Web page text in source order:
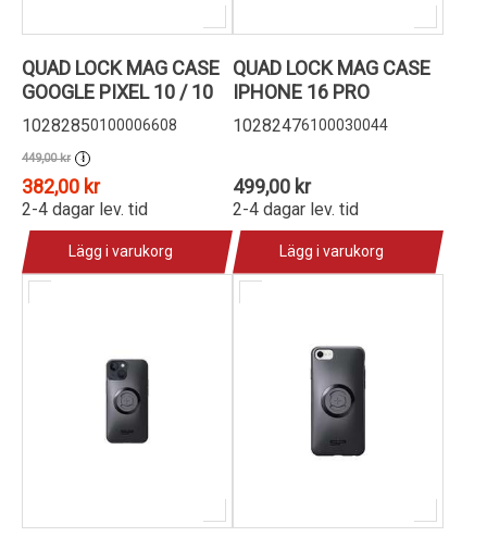
QUAD LOCK MAG CASE
GOOGLE PIXEL 10 / 10
10282850100006608
449,00 kr i
382,00 kr
2-4 dagar lev. tid
Lägg i varukorg
QUAD LOCK MAG CASE
IPHONE 16 PRO
10282476100030044
499,00 kr
2-4 dagar lev. tid
Lägg i varukorg